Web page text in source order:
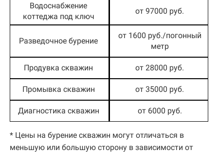
Водоснабжение
коттеджа под ключ
от 97000 руб.
Разведочное бурение
от 1600 руб./погонный
метр
Продувка скважин от 28000 руб.
Промывка скважин от 35000 руб.
Диагностика скважин от 6000 руб.
* Цены на бурение скважин могут отличаться в
меньшую или большую сторону в зависимости от